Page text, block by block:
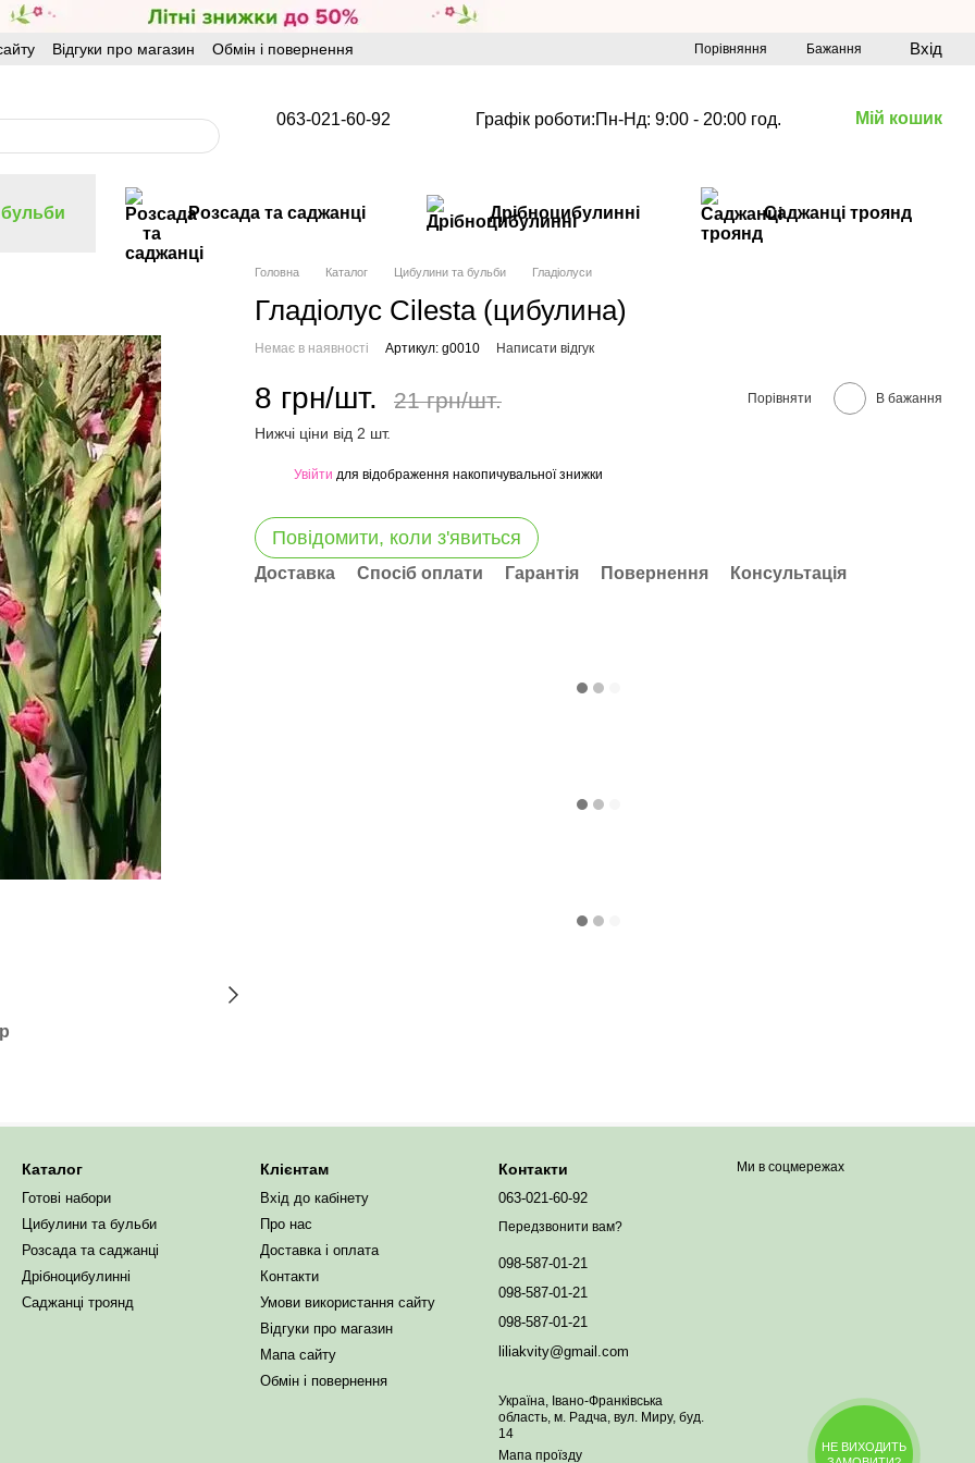
Відгуки про магазин Обмін і повернення Порівняння Бажання Вхід
063-021-60-92 Графік роботи:Пн-Нд: 9:00 - 20:00 год. Мій кошик
Розсада та саджанці Дрібноцибулинні Саджанці троянд
Головна Каталог Цибулини та бульби Гладіолуси
Гладіолус Cilesta (цибулина)
Немає в наявності Артикул: g0010 Написати відгук
8 грн/шт. 21 грн/шт. Порівняти В бажання
Нижчі ціни від 2 шт.
Увійти для відображення накопичувальної знижки
Повідомити, коли з'явиться
Доставка Спосіб оплати Гарантія Повернення Консультація
Каталог
Готові набори
Цибулини та бульби
Розсада та саджанці
Дрібноцибулинні
Саджанці троянд
Клієнтам
Вхід до кабінету
Про нас
Доставка і оплата
Контакти
Умови використання сайту
Відгуки про магазин
Мапа сайту
Обмін і повернення
Контакти
063-021-60-92
Передзвонити вам?
098-587-01-21
098-587-01-21
098-587-01-21
liliakvity@gmail.com
Україна, Івано-Франківська
область, м. Радча, вул. Миру, буд.
14
Мапа проїзду
Ми в соцмережах
НЕ ВИХОДИТЬ